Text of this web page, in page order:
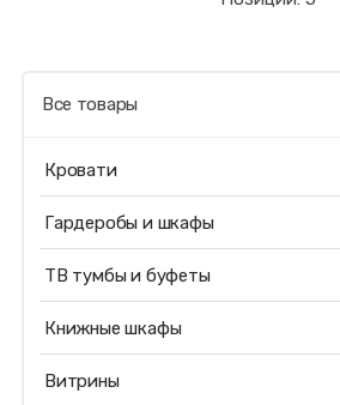
Все товары
Кровати
Гардеробы и шкафы
ТВ тумбы и буфеты
Книжные шкафы
Витрины